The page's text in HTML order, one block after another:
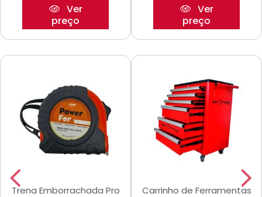
Ver
preço
Ver
preço
Trena Emborrachada Pro
Carrinho de Ferramentas